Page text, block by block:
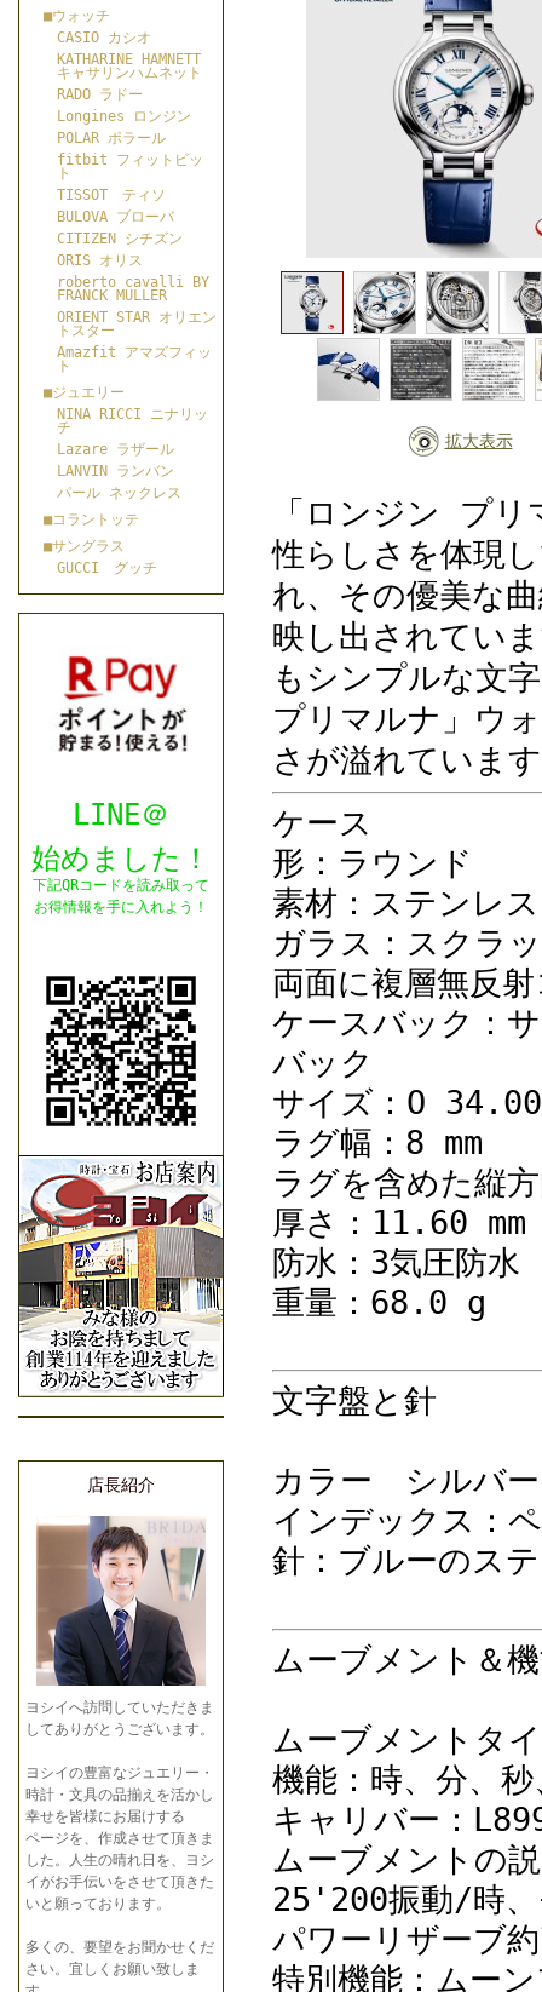
■ウォッチ
CASIO カシオ
KATHARINE HAMNETT
キャサリンハムネット
RADO ラドー
Longines ロンジン
POLAR ポラール
fitbit フィットビッ
ト
TISSOT ティソ
BULOVA ブローバ
CITIZEN シチズン
ORIS オリス
roberto cavalli BY
FRANCK MULLER
ORIENT STAR オリエン
トスター
Amazfit アマズフィッ
ト
■ジュエリー
NINA RICCI ニナリッ
チ
Lazare ラザール
LANVIN ランバン
パール ネックレス
■コラントッテ
■サングラス
GUCCI グッチ
LINE＠
始めました！
下記QRコードを読み取って
お得情報を手に入れよう！
店長紹介
ヨシイへ訪問していただきま
してありがとうございます。
ヨシイの豊富なジュエリー・
時計・文具の品揃えを活かし
幸せを皆様にお届けする
ページを、作成させて頂きま
した。人生の晴れ日を、ヨシ
イがお手伝いをさせて頂きた
いと願っております。
多くの、要望をお聞かせくだ
さい。宜しくお願い致しま
拡大表示
「ロンジン プ
性らしさを体現
れ、その優美な
映し出されてい
もシンプルな文
プリマルナ」ウ
さが溢れていま
ケース
形：ラウンド
素材：ステンレ
ガラス：スクラ
両面に複層無反
ケースバック：
バック
サイズ：O 34.00
ラグ幅：8 mm
ラグを含めた縦
厚さ：11.60 mm
防水：3気圧防水
重量：68.0 g
文字盤と針
カラー シルバー
インデックス：
針： ブルーのス
ムーブメント＆
ムーブメントタ
機能：時、分、
キャリバー：
ムーブメントの
25'200振動/時、
パワーリザーブ
特別機能：ムー